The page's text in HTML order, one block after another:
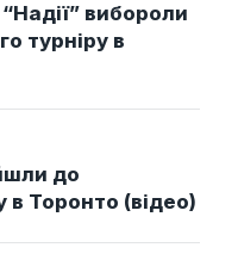
вибороли
турніру в
до
в Торонто (відео)